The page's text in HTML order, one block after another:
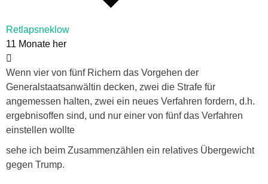
Retlapsneklow
11 Monate her
Wenn vier von fünf Richern das Vorgehen der
Generalstaatsanwältin decken, zwei die Strafe für
angemessen halten, zwei ein neues Verfahren fordern, d.h.
ergebnisoffen sind, und nur einer von fünf das Verfahren
einstellen wollte
sehe ich beim Zusammenzählen ein relatives Übergewicht
gegen Trump.